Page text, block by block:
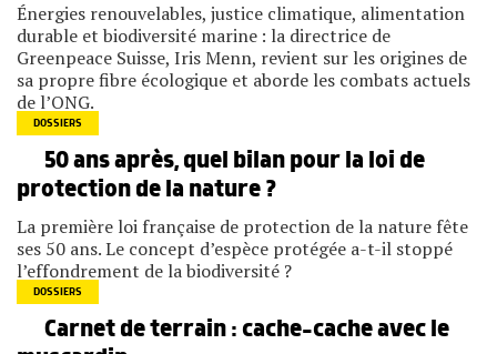
Énergies renouvelables, justice climatique, alimentation
durable et biodiversité marine : la directrice de
Greenpeace Suisse, Iris Menn, revient sur les origines de
sa propre fibre écologique et aborde les combats actuels
de l’ONG.
DOSSIERS
50 ans après, quel bilan pour la loi de
protection de la nature ?
La première loi française de protection de la nature fête
ses 50 ans. Le concept d’espèce protégée a-t-il stoppé
l’effondrement de la biodiversité ?
DOSSIERS
Carnet de terrain : cache-cache avec le